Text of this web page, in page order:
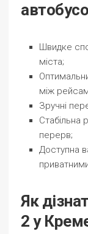
Швидке
міста;
між
Зручні
Стабільна
перерв;
Доступна
Як
2 у